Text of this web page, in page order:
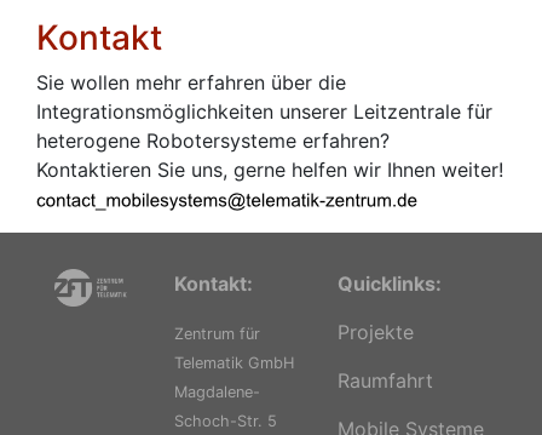
Kontakt
Sie wollen mehr erfahren über die
Integrationsmöglichkeiten unserer Leitzentrale für
heterogene Robotersysteme erfahren?
Kontaktieren Sie uns, gerne helfen wir Ihnen weiter!
Kontakt:
Zentrum für
Telematik GmbH
Magdalene-
Schoch-Str. 5
Quicklinks:
Projekte
Raumfahrt
Mobile Systeme